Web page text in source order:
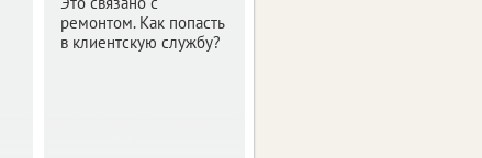
ремонтом. Как попасть
в клиентскую службу?